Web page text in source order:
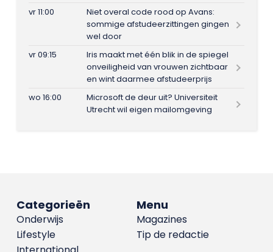
vr 11:00
Niet overal code rood op Avans:
sommige afstudeerzittingen gingen
wel door
vr 09:15
Iris maakt met één blik in de spiegel
onveiligheid van vrouwen zichtbaar
en wint daarmee afstudeerprijs
wo 16:00
Microsoft de deur uit? Universiteit
Utrecht wil eigen mailomgeving
Menu
Magazines
Tip de redactie
Categorieën
Onderwijs
Lifestyle